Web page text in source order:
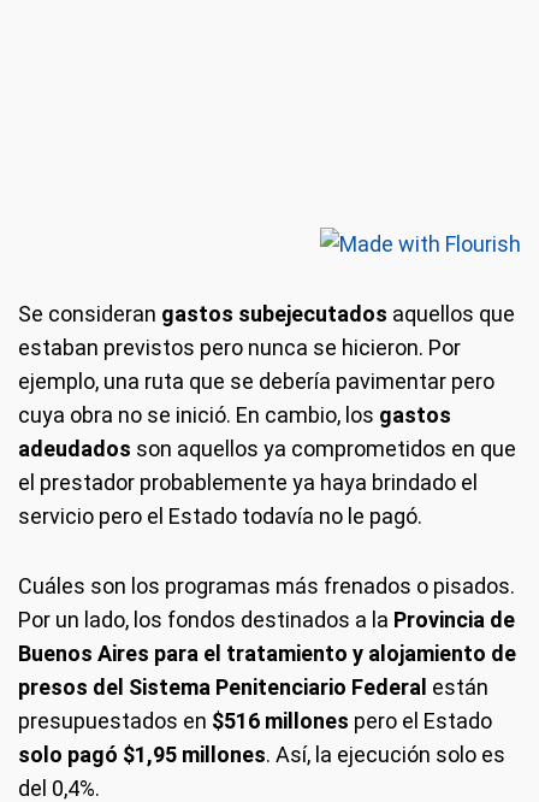
Se consideran gastos subejecutados aquellos que
estaban previstos pero nunca se hicieron. Por
ejemplo, una ruta que se debería pavimentar pero
cuya obra no se inició. En cambio, los gastos
adeudados son aquellos ya comprometidos en que
el prestador probablemente ya haya brindado el
servicio pero el Estado todavía no le pagó.
Cuáles son los programas más frenados o pisados.
Por un lado, los fondos destinados a la Provincia de
Buenos Aires para el tratamiento y alojamiento de
presos del Sistema Penitenciario Federal están
presupuestados en $516 millones pero el Estado
solo pagó $1,95 millones. Así, la ejecución solo es
del 0,4%.